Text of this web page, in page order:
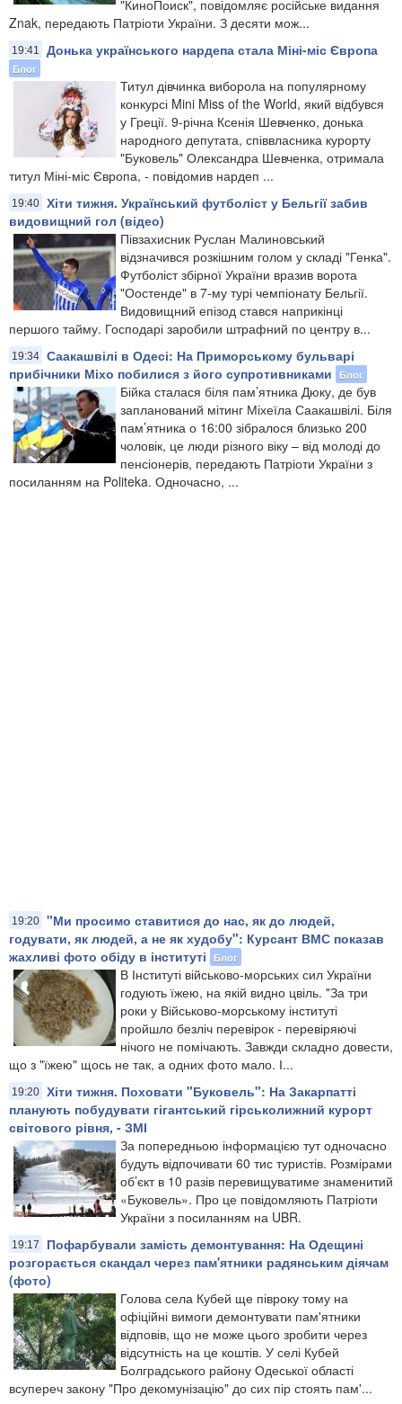
"КиноПоиск", повідомляє російське видання
Znak, передають Патріоти України. З десяти мож...
19:41 Донька українського нардепа стала Міні-міс Європа
Блог
Титул дівчинка виборола на популярному
конкурсі Mini Miss of the World, який відбувся
у Греції. 9-річна Ксенія Шевченко, донька
народного депутата, співвласника курорту
"Буковель" Олександра Шевченка, отримала
титул Міні-міс Європа, - повідомив нардеп ...
19:40 Хіти тижня. Український футболіст у Бельгії забив
видовищний гол (відео)
​Півзахисник Руслан Малиновський
відзначився розкішним голом у складі "Генка".
Футболіст збірної України вразив ворота
"Оостенде" в 7-му турі чемпіонату Бельгії.
Видовищний епізод стався наприкінці
першого тайму. Господарі заробили штрафний по центру в...
19:34 Саакашвілі в Одесі: На Приморському бульварі
прибічники Міхо побилися з його супротивниками
Блог
Бійка сталася біля пам’ятника Дюку, де був
запланований мітинг Міхеїла Саакашвілі. Біля
пам’ятника о 16:00 зібралося близько 200
чоловік, це люди різного віку – від молоді до
пенсіонерів, передають Патріоти України з
посиланням на Politeka. Одночасно, ...
19:20 "Ми просимо ставитися до нас, як до людей,
годувати, як людей, а не як худобу": Курсант ВМС показав
жахливі фото обіду в інституті
Блог
В Інституті військово-морських сил України
годують їжею, на якій видно цвіль. "За три
роки у Військово-морському інституті
пройшло безліч перевірок - перевіряючі
нічого не помічають. Завжди складно довести,
що з "їжею" щось не так, а одних фото мало. І...
19:20 Хіти тижня. Поховати "Буковель": На Закарпатті
планують побудувати гігантський гірськолижний курорт
світового рівня, - ЗМІ
​За попередньою інформацією тут одночасно
будуть відпочивати 60 тис туристів. Розмірами
об’єкт в 10 разів перевищуватиме знаменитий
«Буковель». Про це повідомляють Патріоти
України з посиланням на UBR.
19:17
Пофарбували замість демонтування: На Одещині
розгорається скандал через пам'ятники радянським діячам
(фото)
Голова села Кубей ще півроку тому на
офіційні вимоги демонтувати пам'ятники
відповів, що не може цього зробити через
відсутність на це коштів. У селі Кубей
Болградського району Одеської області
всупереч закону "Про декомунізацію" до сих пір стоять пам'...